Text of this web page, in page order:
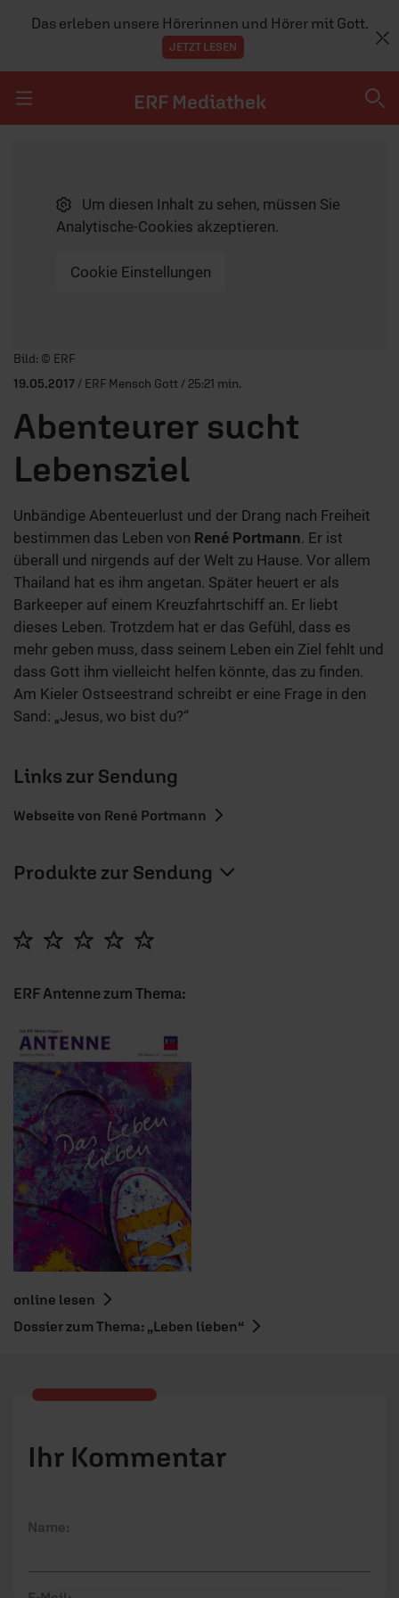
Das erleben unsere Hörerinnen und Hörer mit Gott.
JETZT LESEN
ERF Mediathek
SENDUNGEN A-ZUm diesen Inhalt zu sehen, müssen Sie
Analytische-Cookies akzeptieren.
Cookie Einstellungen
Player starten/anhalten
Bild: © ERF
19.05.2017 / ERF Mensch Gott / 25:21 min.
Abenteurer sucht
Lebensziel
Unbändige Abenteuerlust und der Drang nach Freiheit
bestimmen das Leben von René Portmann. Er ist
überall und nirgends auf der Welt zu Hause. Vor allem
Thailand hat es ihm angetan. Später heuert er als
Barkeeper auf einem Kreuzfahrtschiff an. Er liebt
dieses Leben. Trotzdem hat er das Gefühl, dass es
mehr geben muss, dass seinem Leben ein Ziel fehlt und
dass Gott ihm vielleicht helfen könnte, das zu finden.
Am Kieler Ostseestrand schreibt er eine Frage in den
Sand: „Jesus, wo bist du?“
Links zur Sendung
Webseite von René Portmann
Produkte zur Sendung
ERF Antenne zum Thema:
online lesen
Dossier zum Thema: „Leben lieben“
Ihr Kommentar
Name: